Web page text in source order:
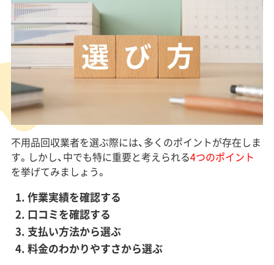
不用品回収業者を選ぶ際には、多くのポイントが存在しま
す。しかし、中でも特に重要と考えられる4つのポイント
を挙げてみましょう。
作業実績を確認する
口コミを確認する
支払い方法から選ぶ
料金のわかりやすさから選ぶ